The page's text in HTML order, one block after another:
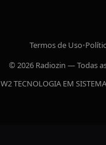
Termos de Uso•
© 2026 Radiozin — Todas
W2 TECNOLOGIA EM